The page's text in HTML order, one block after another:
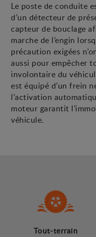
Le poste de conduite
d’un détecteur de
capteur de bouclage
marche de l’engin
précaution exigées
aussi pour empêcher
involontaire du
est équipé d’un frein
l’activation
moteur garantit
véhicule.
Tout-terrain